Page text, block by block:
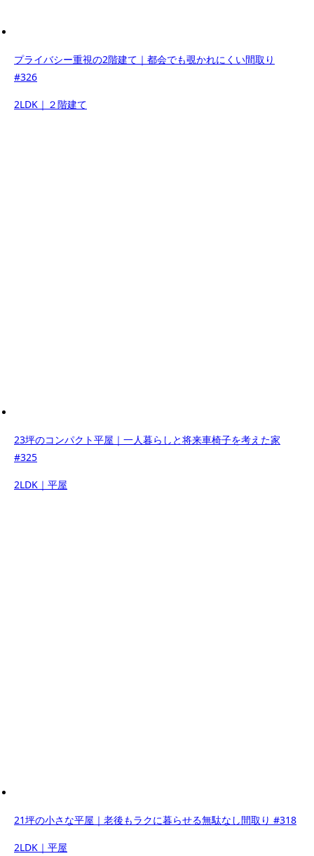
プライバシー重視の2階建て｜都会でも覗かれにくい間取り
#326
2LDK｜２階建て
23坪のコンパクト平屋｜一人暮らしと将来車椅子を考えた家
#325
2LDK｜平屋
21坪の小さな平屋｜老後もラクに暮らせる無駄なし間取り #318
2LDK｜平屋